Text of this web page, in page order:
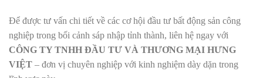
Để được tư vấn chi tiết về các cơ hội đầu tư bất động sản công
nghiệp trong bối cảnh sáp nhập tỉnh thành, liên hệ ngay với
CÔNG TY TNHH ĐẦU TƯ VÀ THƯƠNG MẠI HƯNG
VIỆT – đơn vị chuyên nghiệp với kinh nghiệm dày dặn trong